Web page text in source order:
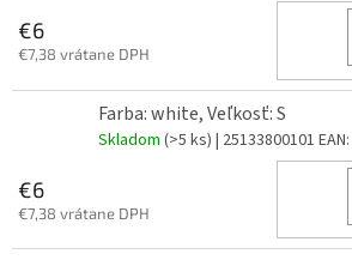
€6
€7,38 vrátane DPH
Farba: white, Veľkosť: S
Skladom (>5 ks) | 25133800101 EAN:
€6
€7,38 vrátane DPH